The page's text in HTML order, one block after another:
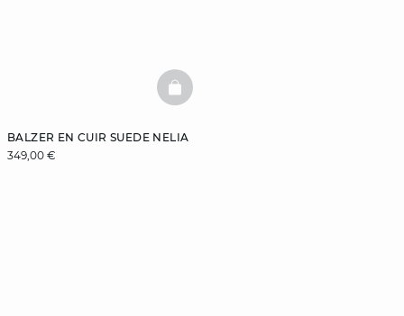
BALZER EN CUIR SUEDE NELIA
349,00 €
BASKETFULL